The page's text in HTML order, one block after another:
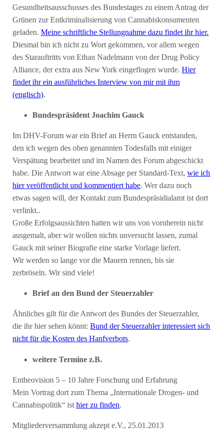
Gesundheitsausschusses des Bundestages zu einem Antrag der
Grünen zur Entkriminalisierung von Cannabiskonsumenten
geladen.Meine schriftliche Stellungnahme dazu findet ihr hier.
Diesmal bin ich nicht zu Wort gekommen, vor allem wegen
des Starauftritts von Ethan Nadelmann von der Drug Policy
Alliance, der extra aus New York eingeflogen wurde.Hier
findet ihr ein ausführliches Interview von mir mit ihm
(englisch).
Bundespräsident Joachim Gauck
Im DHV-Forum war ein Brief an Herrn Gauck entstanden,
den ich wegen des oben genannten Todesfalls mit einiger
Verspätung bearbeitet und im Namen des Forum abgeschickt
habe. Die Antwort war eine Absage per Standard-Text,wie ich
hier veröffentlicht und kommentiert habe. Wer dazu noch
etwas sagen will, der Kontakt zum Bundespräsidialamt ist dort
verlinkt..
Große Erfolgsaussichten hatten wir uns von vornherein nicht
ausgemalt, aber wir wollen nichts unversucht lassen, zumal
Gauck mit seiner Biografie eine starke Vorlage liefert.
Wir werden so lange vor die Mauern rennen, bis sie
zerbröseln. Wir sind viele!
Brief an den Bund der Steuerzahler
Ähnliches gilt für die Antwort des Bundes der Steuerzahler,
die ihr hier sehen könnt:Bund der Steuerzahler interessiert sich
nicht für die Kosten des Hanfverbots.
weitere Termine z.B.
Entheovision 5 – 10 Jahre Forschung und Erfahrung
Mein Vortrag dort zum Thema „Internationale Drogen- und
Cannabispolitik“ isthier zu finden.
Mitgliederversammlung akzept e.V., 25.01.2013